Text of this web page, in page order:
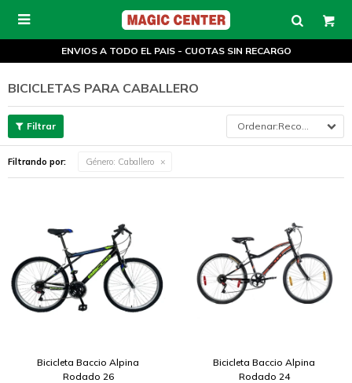

ENVIOS A TODO EL PAIS - CUOTAS SIN RECARGO
BICICLETAS PARA CABALLERO
Recomendados
Filtrando por: Género: Caballero
Bicicleta Baccio Alpina
Rodado 26
Bicicleta Baccio Alpina
Rodado 24